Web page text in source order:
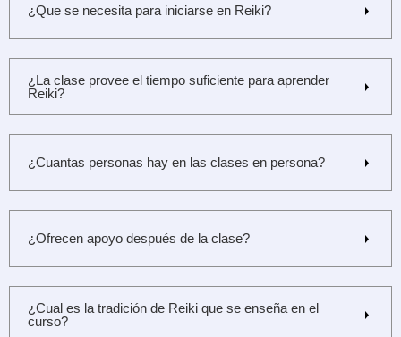
¿Que se necesita para iniciarse en Reiki?
¿La clase provee el tiempo suficiente para aprender
Reiki?
¿Cuantas personas hay en las clases en persona?
¿Ofrecen apoyo después de la clase?
¿Cual es la tradición de Reiki que se enseña en el
curso?